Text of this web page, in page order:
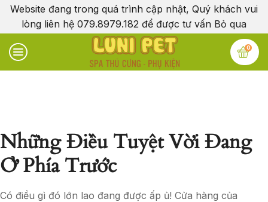
Website đang trong quá trình cập nhật, Quý khách vui
lòng liên hệ 079.8979.182 để được tư vấn Bỏ qua
0
Những Điều Tuyệt Vời Đang
Ở Phía Trước
Có điều gì đó lớn lao đang được ấp ủ! Cửa hàng của